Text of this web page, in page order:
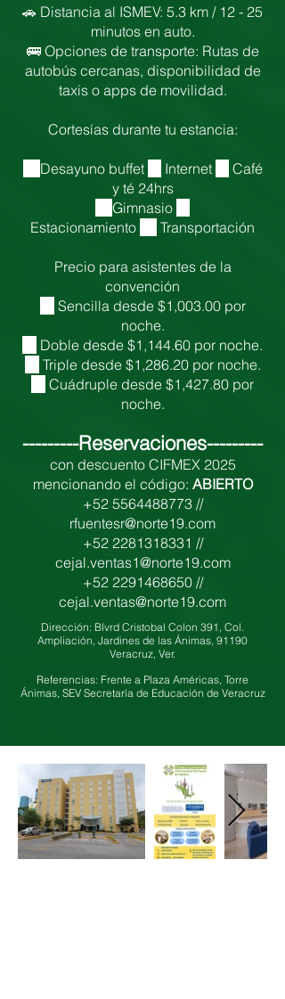
🚗 Distancia al ISMEV: 5.3 km / 12 - 25
minutos en auto.
🚌 Opciones de transporte: Rutas de
autobús cercanas, disponibilidad de
taxis o apps de movilidad.
Cortesías durante tu estancia:
Desayuno buffet Internet
Café
y té 24hrs
Gimnasio
Estacionamiento
Transportación
Precio para asistentes de la
convención
Sencilla desde $1,003.00 por
noche.
Doble desde $1,144.60 por noche.
Triple desde $1,286.20 por noche.
Cuádruple desde $1,427.80 por
noche.
---------Reservaciones---------
con descuento CIFMEX 2025
mencionando el código: ABIERTO
+52 5564488773//
rfuentesr@norte19.com
+52 2281318331 //
cejal.ventas1@norte19.com
+52 2291468650 //
cejal.ventas@norte19.com
Dirección: Blvrd Cristobal Colon 391, Col.
Ampliación, Jardines de las Ánimas, 91190
Veracruz, Ver.
Referencias: Frente a Plaza Américas, Torre
Ánimas, SEV Secretaría de Educación de Veracruz